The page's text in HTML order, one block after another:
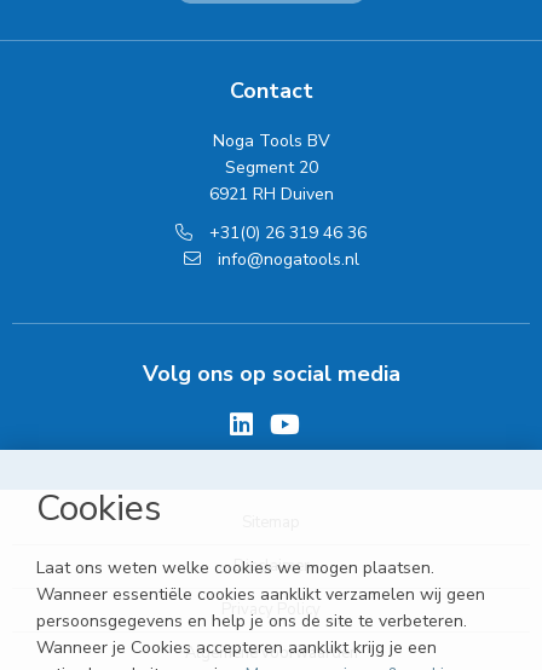
Cookies
Laat ons weten welke cookies we mogen plaatsen.
Wanneer essentiële cookies aanklikt verzamelen wij geen
persoonsgegevens en help je ons de site te verbeteren.
Wanneer je Cookies accepteren aanklikt krijg je een
Contact
Noga Tools BV
Segment 20
6921 RH Duiven
+31(0) 26 319 46 36
info@nogatools.nl
Volg ons op social media
Disclaimer
Privacy Policy
Algemene voorwaarden